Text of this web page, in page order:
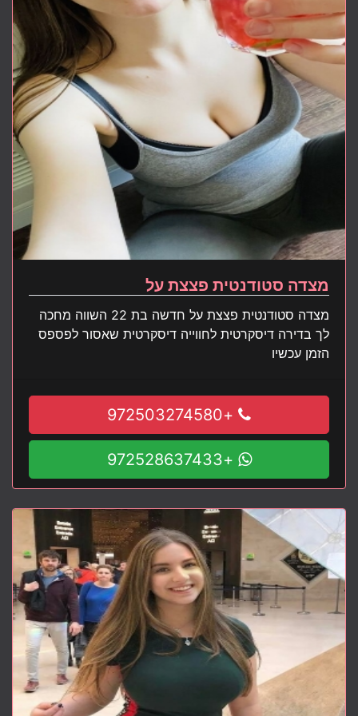
מצדה סטודנטית פצצת על
מצדה סטודנטית פצצת על חדשה בת 22 השווה מחכה
לך בדירה דיסקרטית לחווייה דיסקרטית שאסור לפספס
הזמן עכשיו
+972503274580
+972528637433